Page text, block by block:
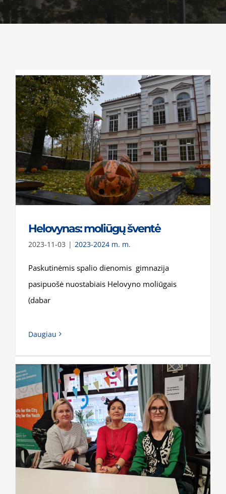
Helovynas: moliūgų šventė
2023-11-03 | 2023-2024 m. m.
Paskutinėmis spalio dienomis gimnazija
pasipuošė nuostabiais Helovyno moliūgais
(dabar
Daugiau